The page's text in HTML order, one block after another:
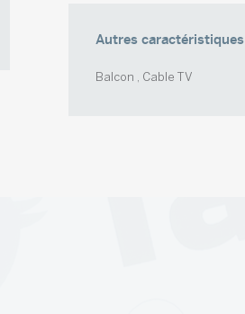
Autres caractéristiques
Balcon , Cable TV